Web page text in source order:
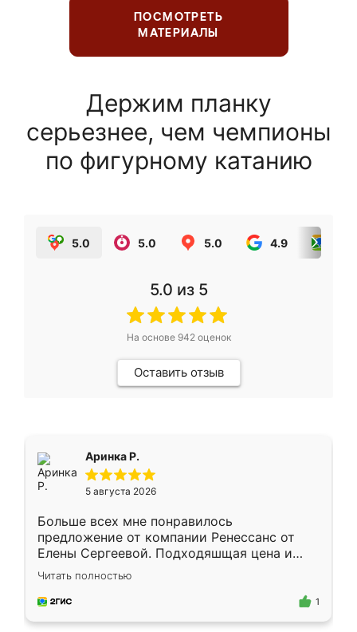
ПОСМОТРЕТЬ
МАТЕРИАЛЫ
Держим планку
серьезнее, чем чемпионы
по фигурному катанию
5.0 5.0 5.0 4.9
5.0 из 5
На основе 942оценок
Оставить отзыв
Аринка Р.
5 августа 2026
Больше всех мне понравилось
предложение от компании Ренессанс от
Елены Сергеевой. Подходяшщая цена и
короткие сроки изготовления. Приехавший
для замера сотрудник Владислав
предложил по моему эскизу самый
Читать полностью
1